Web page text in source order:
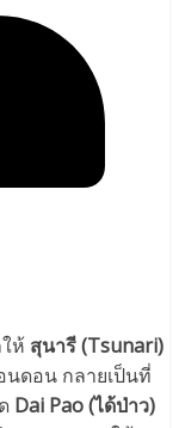
ห้ สุนารี (Tsunari)
นดอน กลายเป็นที่
Dai Pao (ได้ป่าว)